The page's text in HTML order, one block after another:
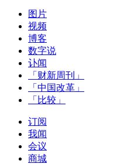
图片
视频
博客
数字说
讣闻
「财新周刊」
「中国改革」
「比较」
订阅
我闻
会议
商城